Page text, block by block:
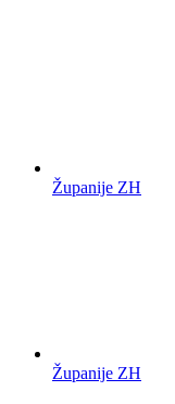
Županije ZH
Županije ZH